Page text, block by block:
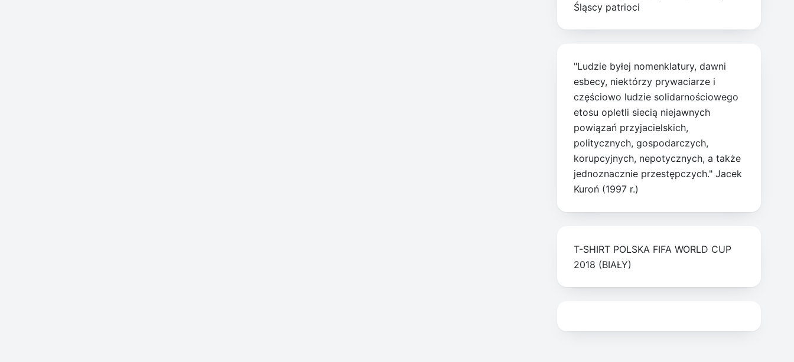
Śląscy patrioci
"Ludzie byłej nomenklatury, dawni
esbecy, niektórzy prywaciarze i
częściowo ludzie solidarnościowego
etosu opletli siecią niejawnych
powiązań przyjacielskich,
politycznych, gospodarczych,
korupcyjnych, nepotycznych, a także
jednoznacznie przestępczych." Jacek
Kuroń (1997 r.)
T-SHIRT POLSKA FIFA WORLD CUP
2018 (BIAŁY)